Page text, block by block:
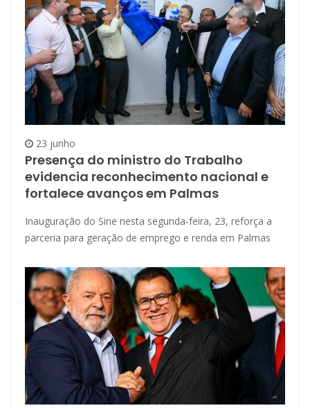
23 junho
Presença do ministro do Trabalho
evidencia reconhecimento nacional e
fortalece avanços em Palmas
Inauguração do Sine nesta segunda-feira, 23, reforça a
parceria para geração de emprego e renda em Palmas